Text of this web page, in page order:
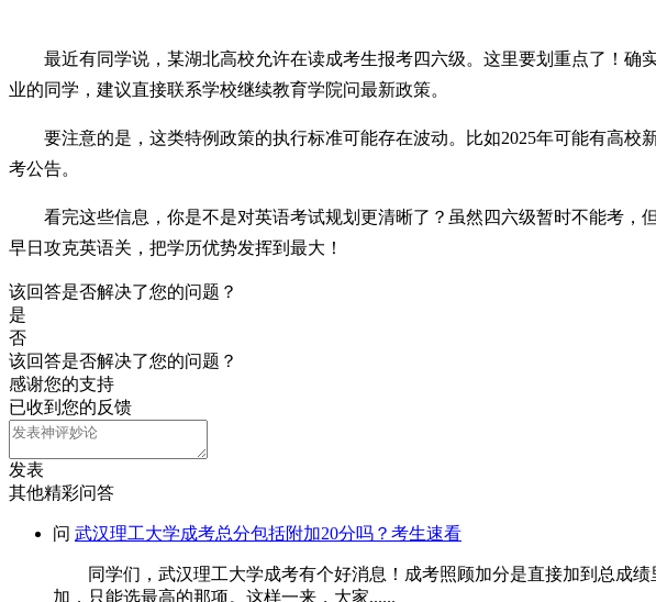
最近有同学说，某湖北高校允许在读成考生报考四六级。这里要划重点了！
业的同学，建议直接联系学校继续教育学院问最新政策。
要注意的是，这类特例政策的执行标准可能存在波动。比如2025年可能有高
考公告。
看完这些信息，你是不是对英语考试规划更清晰了？虽然四六级暂时不能考，但
早日攻克英语关，把学历优势发挥到最大！
该回答是否解决了您的问题？
是
否
该回答是否解决了您的问题？
感谢您的支持
已收到您的反馈
发表
其他精彩问答
问 武汉理工大学成考总分包括附加20分吗？考生速看
同学们，武汉理工大学成考有个好消息！成考照顾加分是直接加到总成绩
加，只能选最高的那项。这样一来，大家......